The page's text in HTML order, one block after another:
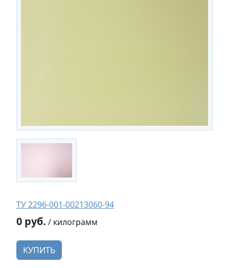
ТУ 2296-001-00213060-94
0 руб. / килограмм
КУПИТЬ